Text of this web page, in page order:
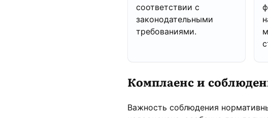
соответствии с
законодательными
требованиями.
Комплаенс и
Важность соблюдения